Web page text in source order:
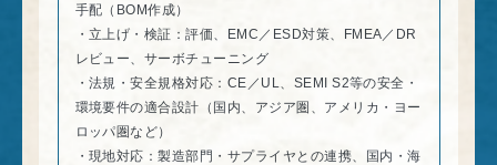
手配（BOM作成）
・立上げ・検証：評価、EMC／ESD対策、FMEA／DR
レビュー、サーボチューニング
・法規・安全規格対応：CE／UL、SEMI S2等の安全・
環境要件の適合設計（国内、アジア圏、アメリカ・ヨー
ロッパ圏など）
・現地対応：製造部門・サプライヤとの連携、国内・海